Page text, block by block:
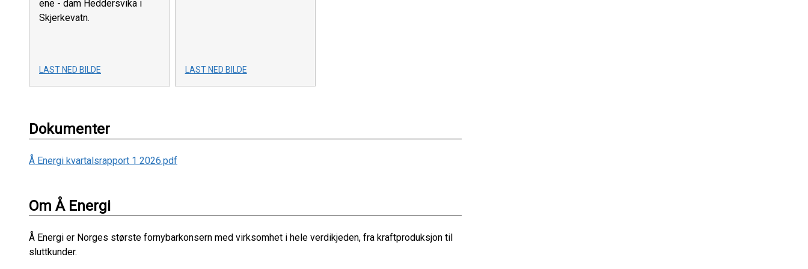
ene - dam Heddersvika i
Skjerkevatn.
LAST NED BILDE LAST NED BILDE
Dokumenter
Å Energi kvartalsrapport 1 2026.pdf
Om Å Energi
Å Energi er Norges største fornybarkonsern med virksomhet i hele verdikjeden, fra kraftproduksjon til
sluttkunder.